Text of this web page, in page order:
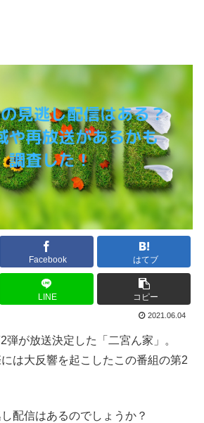
Facebook はてブ
LINE コピー
2021.06.04
弾が放送決定した「二宮ん家」。
は大反響を起こしたこの番組の第2
配信はあるのでしょうか？